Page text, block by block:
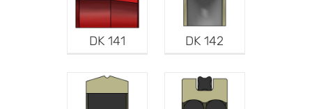
DK 141 DK 142